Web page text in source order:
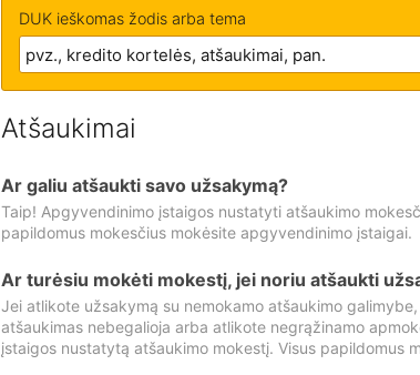
DUK ieškomas žodis arba tema
Atšaukimai
Ar galiu atšaukti savo užsakymą?
Taip! Apgyvendinimo įstaigos nustatyti atšaukimo
papildomus mokesčius mokėsite apgyvendinimo įstaigai.
Ar turėsiu mokėti mokestį, jei noriu atšaukti
Jei atlikote užsakymą su nemokamo atšaukimo
atšaukimas nebegalioja arba atlikote negrąžinamo
įstaigos nustatytą atšaukimo mokestį. Visus papildomus